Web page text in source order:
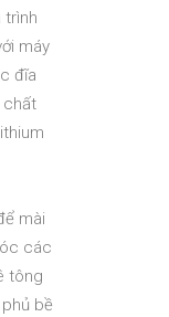
trình
máy
đĩa
chất
mài
các
tông
bề